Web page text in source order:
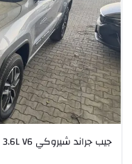
جيب جراند شيروكي Laredo 3.6L V6